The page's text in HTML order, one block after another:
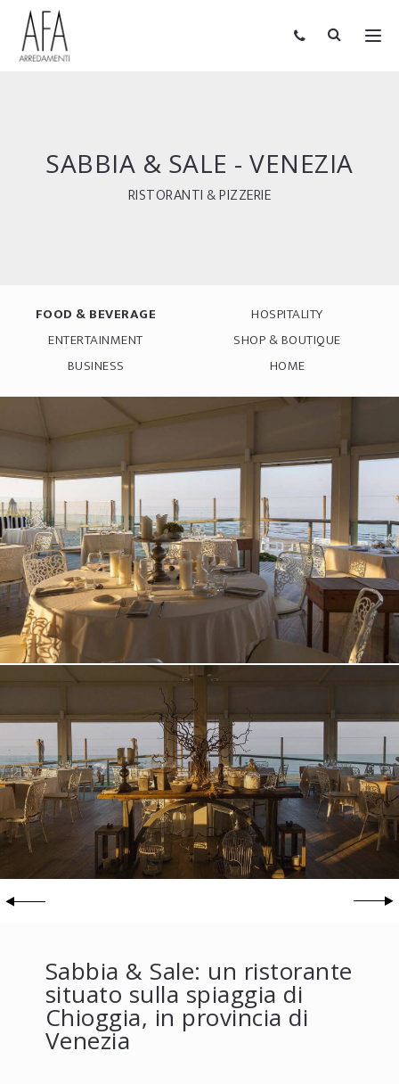
SABBIA & SALE - VENEZIA
RISTORANTI & PIZZERIE
FOOD & BEVERAGE
HOSPITALITY
ENTERTAINMENT
SHOP & BOUTIQUE
BUSINESS
HOME
Sabbia & Sale: un ristorante
situato sulla spiaggia di
Chioggia, in provincia di
Venezia